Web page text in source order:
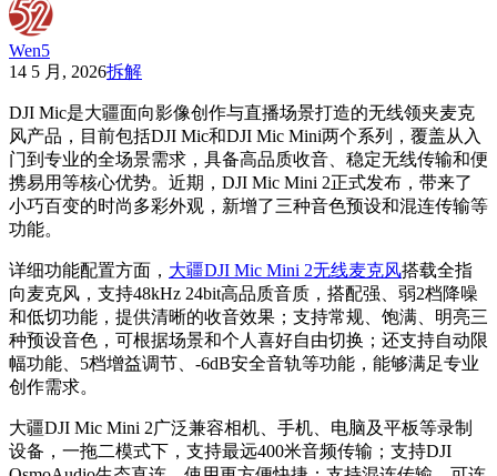
Wen5
14 5 月, 2026拆解
DJI Mic是大疆面向影像创作与直播场景打造的无线领夹麦克
风产品，目前包括DJI Mic和DJI Mic Mini两个系列，覆盖从入
门到专业的全场景需求，具备高品质收音、稳定无线传输和便
携易用等核心优势。近期，DJI Mic Mini 2正式发布，带来了
小巧百变的时尚多彩外观，新增了三种音色预设和混连传输等
功能。
详细功能配置方面， 大疆DJI Mic Mini 2无线麦克风搭载全指
向麦克风，支持48kHz 24bit高品质音质，搭配强、弱2档降噪
和低切功能，提供清晰的收音效果；支持常规、饱满、明亮三
种预设音色，可根据场景和个人喜好自由切换；还支持自动限
幅功能、5档增益调节、-6dB安全音轨等功能，能够满足专业
创作需求。
大疆DJI Mic Mini 2广泛兼容相机、手机、电脑及平板等录制
设备，一拖二模式下，支持最远400米音频传输；支持DJI